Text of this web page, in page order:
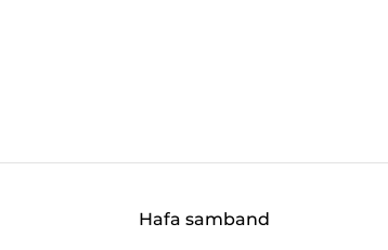
Hafa samband